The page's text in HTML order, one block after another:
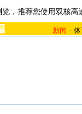
，推荐您使用双核高
新闻 -